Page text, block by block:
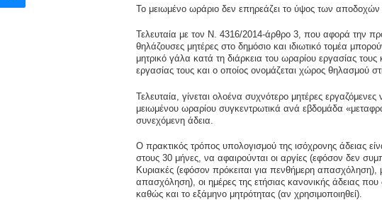
Το μειωμένο ωράριο δεν επηρεάζει το ύψος των αποδοχών
Τελευταία με τον Ν. 4316/2014-άρθρο 3, που αφορά την
θηλάζουσες μητέρες στο δημόσιο και ιδιωτικό τομέα
μητρικό γάλα κατά τη διάρκεια του ωραρίου εργασίας
εργασίας τους και ο οποίος ονομάζεται χώρος θηλασμού
Τελευταία, γίνεται ολοένα συχνότερο μητέρες
μειωμένου ωραρίου συγκεντρωτικά ανά εβδομάδα
συνεχόμενη άδεια.
Ο πρακτικός τρόπος υπολογισμού της ισόχρονης άδειας
στους 30 μήνες, να αφαιρούνται οι αργίες (εφόσον δεν
Κυριακές (εφόσον πρόκειται για πενθήμερη απασχόληση),
απασχόληση), οι ημέρες της ετήσιας κανονικής άδειας
καθώς και το εξάμηνο μητρότητας (αν χρησιμοποιηθεί).